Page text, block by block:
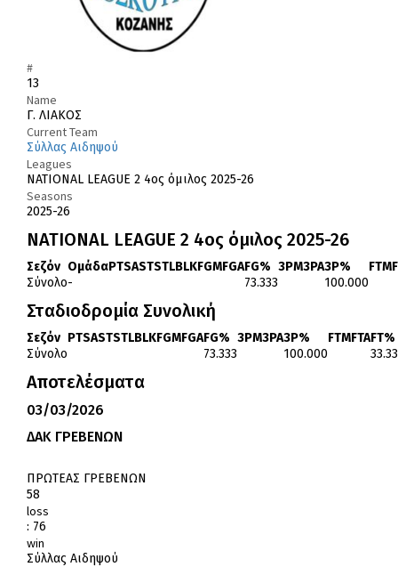
#
13
Name
Γ. ΛΙΑΚΟΣ
Current Team
Σύλλας Αιδηψού
Leagues
NATIONAL LEAGUE 2 4ος όμιλος 2025-26
Seasons
2025-26
NATIONAL LEAGUE 2 4ος όμιλος 2025-26
Σεζόν ΟμάδαPTSASTSTLBLKFGMFGAFG% 3PM3PA3P% FTM
Σύνολο- 73.333 100.000
Σταδιοδρομία Συνολική
Σεζόν PTSASTSTLBLKFGMFGAFG% 3PM3PA3P% FTMFTAFT%
Σύνολο
73.333 100.000
Αποτελέσματα
03/03/2026
ΔΑΚ ΓΡΕΒΕΝΩΝ
ΠΡΩΤΕΑΣ ΓΡΕΒΕΝΩΝ
58
loss
: 76
win
Σύλλας Αιδηψού